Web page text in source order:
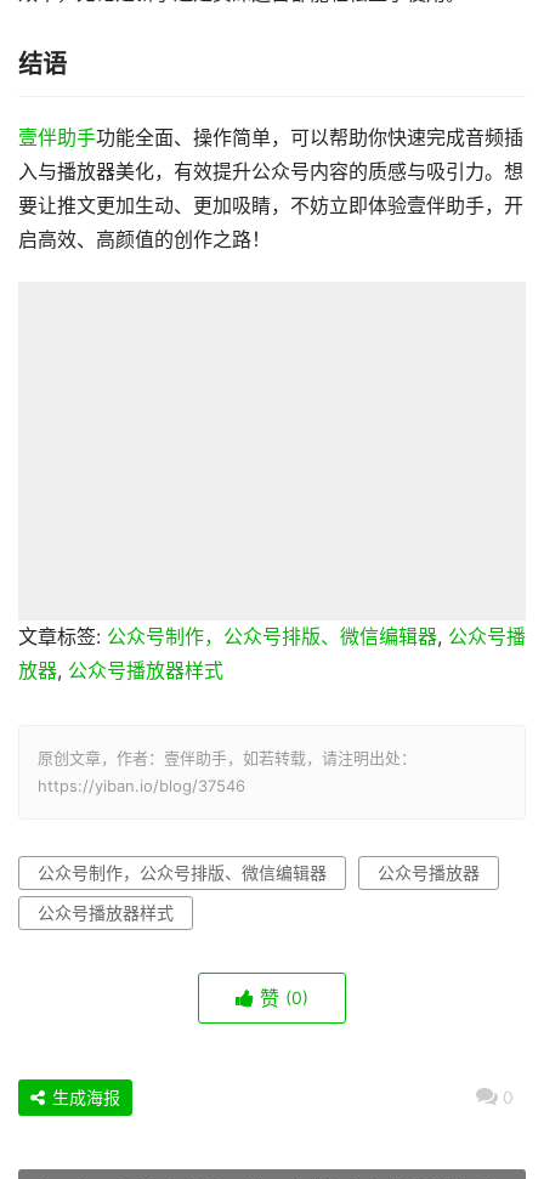
结语
壹伴助手功能全面、操作简单，可以帮助你快速完成音频插
入与播放器美化，有效提升公众号内容的质感与吸引力。想
要让推文更加生动、更加吸睛，不妨立即体验壹伴助手，开
启高效、高颜值的创作之路！
文章标签: 公众号制作，公众号排版、微信编辑器, 公众号播
放器, 公众号播放器样式
原创文章，作者：壹伴助手，如若转载，请注明出处：
https://yiban.io/blog/37546
公众号制作，公众号排版、微信编辑器
公众号播放器
公众号播放器样式
赞 (0)
0
生成海报